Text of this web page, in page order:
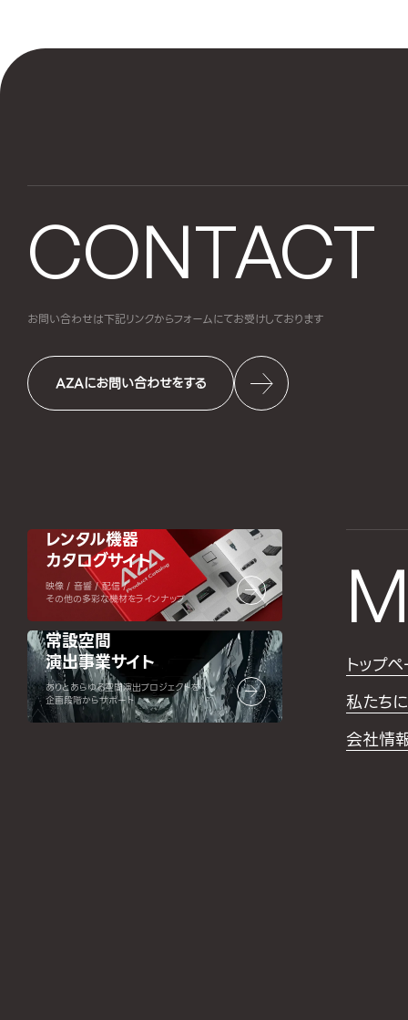
CONTACT
お問い合わせは下記リンクからフォームにてお受けしております
AZAにお問い合わせをする
レンタル機器
カタログサイト
映像 / 音響 / 配信 /
その他の多彩な機材をラインナップ
常設空間
演出事業サイト
ありとあらゆる空間演出プロジェクトを
企画段階からサポート
トップ
私たち
会社情